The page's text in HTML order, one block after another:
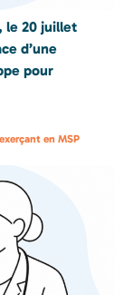
le 20 juillet
d’une
pour
en MSP